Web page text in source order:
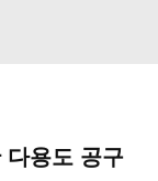
다용도 공구